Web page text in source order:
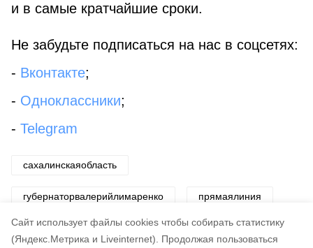
Cайт использует файлы cookies чтобы собирать статистику
(Яндекс.Метрика и Liveinternet).
Продолжая пользоваться
и в самые кратчайшие сроки.
Не забудьте подписаться на нас в соцсетях:
- Вконтакте;
- Одноклассники;
- Telegram
сахалинскаяобласть
губернаторвалерийлимаренко прямаялиния
Авторы: Департамент информационной политики ПСО